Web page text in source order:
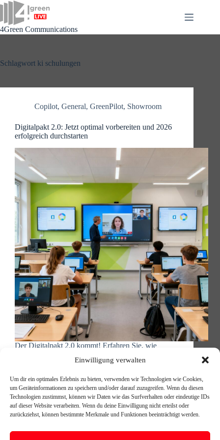
Einwilligung verwalten
Um dir ein optimales Erlebnis zu bieten, verwenden wir Technologien wie Cookies,
um Geräteinformationen zu speichern und/oder darauf zuzugreifen. Wenn du diesen
Technologien zustimmst, können wir Daten wie das Surfverhalten oder eindeutige IDs
auf dieser Website verarbeiten. Wenn du deine Einwilligung nicht erteilst oder
zurückziehst, können bestimmte Merkmale und Funktionen beeinträchtigt werden.
Zum
Inhalt
springen
4Green Communications
Schlagwort ki schulungen
Copilot, General, GreenPilot, Showroom
Digitalpakt 2.0: Jetzt optimal vorbereiten und 2026
erfolgreich durchstarten
Der Digitalpakt 2.0 kommt! Erfahren Sie, wie
Weichen stellen, um 2026 bestens vorbereitet zu
erfahrenem Digitalisierungspartner. Schulträger
aufgepasst: Die Weichen für digitale Bildung werden
JETZT gestellt Lesedauer: 5 Minuten…
Michael Reischer
27. Oktober 2025